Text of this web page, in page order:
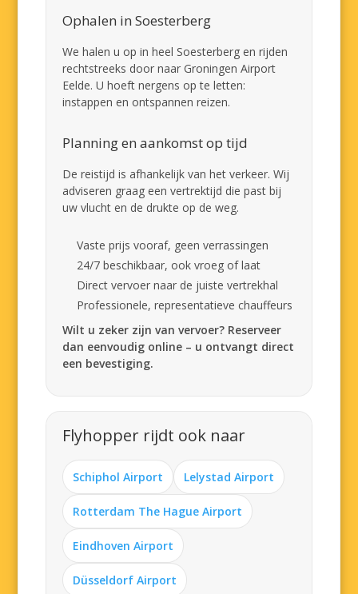
Ophalen in Soesterberg
We halen u op in heel Soesterberg en rijden
rechtstreeks door naar Groningen Airport
Eelde. U hoeft nergens op te letten:
instappen en ontspannen reizen.
Planning en aankomst op tijd
De reistijd is afhankelijk van het verkeer. Wij
adviseren graag een vertrektijd die past bij
uw vlucht en de drukte op de weg.
Vaste prijs vooraf, geen verrassingen
24/7 beschikbaar, ook vroeg of laat
Direct vervoer naar de juiste vertrekhal
Professionele, representatieve chauffeurs
Wilt u zeker zijn van vervoer? Reserveer
dan eenvoudig online – u ontvangt direct
een bevestiging.
Flyhopper rijdt ook naar
Schiphol Airport Lelystad Airport
Rotterdam The Hague Airport
Eindhoven Airport
Düsseldorf Airport